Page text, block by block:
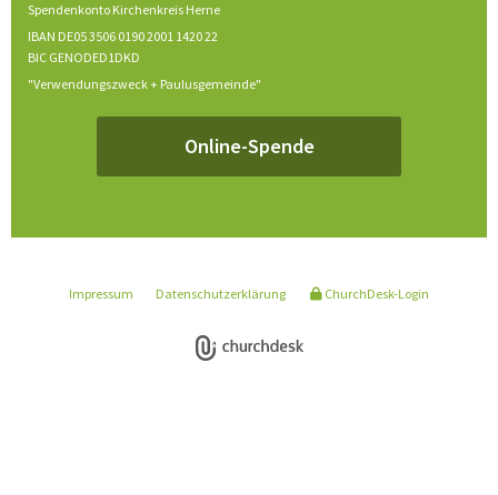
Spendenkonto Kirchenkreis Herne
IBAN DE05 3506 0190 2001 1420 22
BIC GENODED1DKD
"Verwendungszweck + Paulusgemeinde"
Online-Spende
Impressum Datenschutzerklärung ChurchDesk-Login